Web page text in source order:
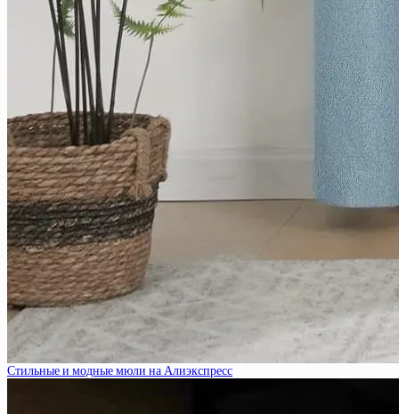
Стильные и модные мюли на Алиэкспресс